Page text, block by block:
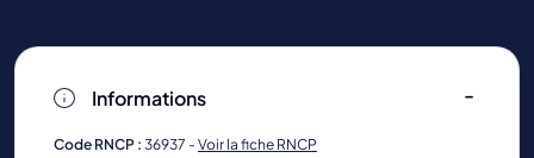
Informations
Code RNCP : 36937 - Voir la fiche RNCP